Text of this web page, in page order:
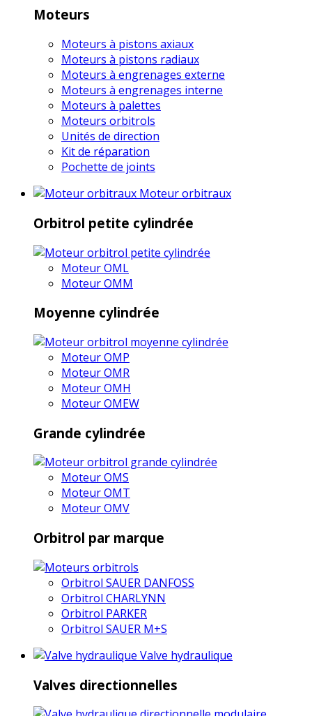
Moteurs
Moteurs à pistons axiaux
Moteurs à pistons radiaux
Moteurs à engrenages externe
Moteurs à engrenages interne
Moteurs à palettes
Moteurs orbitrols
Unités de direction
Kit de réparation
Pochette de joints
Moteur orbitraux
Orbitrol petite cylindrée
Moteur OML
Moteur OMM
Moyenne cylindrée
Moteur OMP
Moteur OMR
Moteur OMH
Moteur OMEW
Grande cylindrée
Moteur OMS
Moteur OMT
Moteur OMV
Orbitrol par marque
Orbitrol SAUER DANFOSS
Orbitrol CHARLYNN
Orbitrol PARKER
Orbitrol SAUER M+S
Valve hydraulique
Valves directionnelles